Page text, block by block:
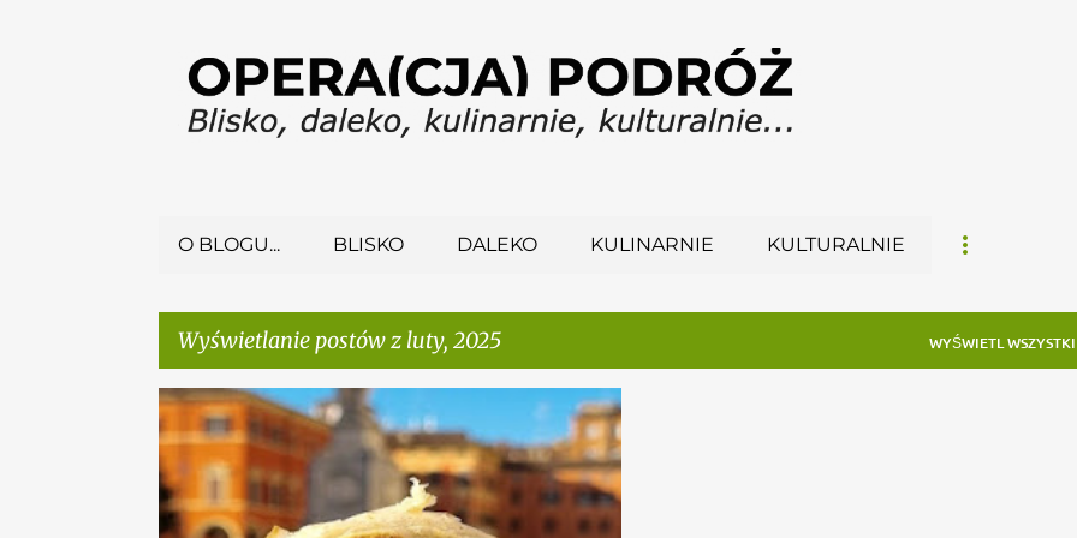
O BLOGU... BLISKO DALEKO KULINARNIE KULTURALNIE
Wyświetlanie postów z luty, 2025 WYŚWIETL
P
o
s
t
y
DALEKO EMILIA-ROMANIA KULINARNIE +
WŁOCHY